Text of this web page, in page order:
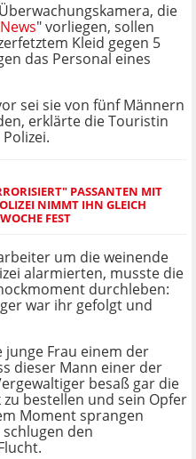
die
" vorliegen, sollen
Kleid gegen 5
das Personal eines
sei sie von fünf Männern
erklärte die Touristin
PASSANTEN MIT
NIMMT IHN GLEICH
FEST
um die weinende
alarmierten, musste die
durchleben:
war ihr gefolgt und
junge Frau einem der
dieser Mann einer der
besaß gar die
bestellen und sein Opfer
Moment sprangen
den